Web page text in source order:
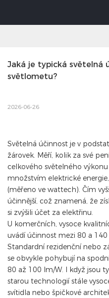
Jaká je typická světelná
světlometu?
2026-06-26
Světelná účinnost je v
žárovek. Měří, kolik za své
celkového světelného
množstvím elektrické
(měřeno ve wattech). Čím
účinnější, což znamená, že
si zvýšili účet za elektřinu.
U komerčních, vysoce
uvádí účinnost mezi 80 a
Standardní rezidenční nebo
se obvykle pohybují na
80 až 100 lm/W. I když jsou
starou technologií stále
svítidla nebo špičkové